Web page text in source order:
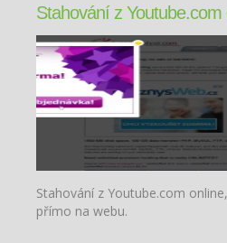
Stahování z
Stahování z Youtube.com
přímo na webu.